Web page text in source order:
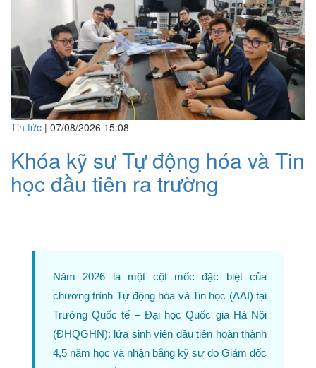
Tin tức | 07/08/2026 15:08
Khóa kỹ sư Tự động hóa và Tin
học đầu tiên ra trường
Năm 2026 là một cột mốc đặc biệt của
chương trình Tự động hóa và Tin học (AAI) tại
Trường Quốc tế – Đại học Quốc gia Hà Nội
(ĐHQGHN): lứa sinh viên đầu tiên hoàn thành
4,5 năm học và nhận bằng kỹ sư do Giám đốc